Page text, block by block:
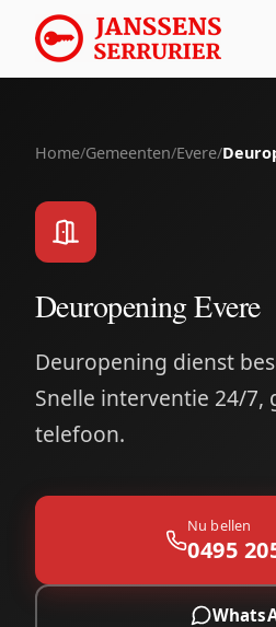
Home/Gemeenten/Evere/
Deuropening Evere
Deuropening dienst
Snelle interventie 24/
telefoon.
Nu bellen
0495